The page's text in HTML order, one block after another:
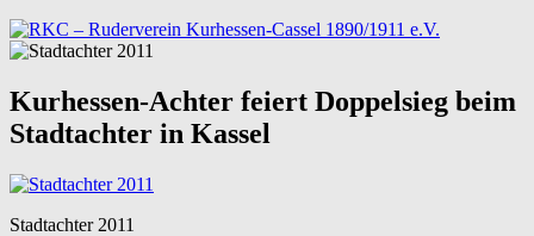
Kurhessen-Achter feiert Doppelsieg beim
Stadtachter in Kassel
Stadtachter 2011